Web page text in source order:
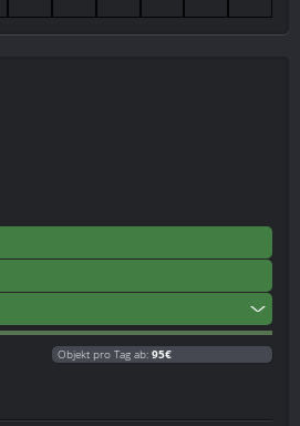
Objekt pro Tag ab: 95€